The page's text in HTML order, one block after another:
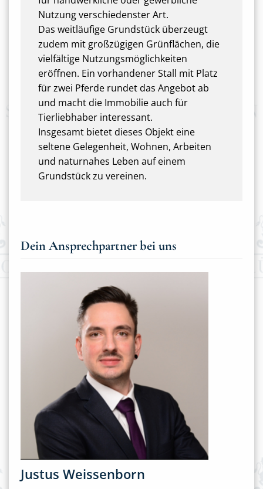
Nutzung verschiedenster Art.
Das weitläufige Grundstück überzeugt
zudem mit großzügigen Grünflächen, die
vielfältige Nutzungsmöglichkeiten
eröffnen. Ein vorhandener Stall mit Platz
für zwei Pferde rundet das Angebot ab
und macht die Immobilie auch für
Tierliebhaber interessant.
Insgesamt bietet dieses Objekt eine
seltene Gelegenheit, Wohnen, Arbeiten
und naturnahes Leben auf einem
Grundstück zu vereinen.
Dein Ansprechpartner bei uns
Justus Weissenborn